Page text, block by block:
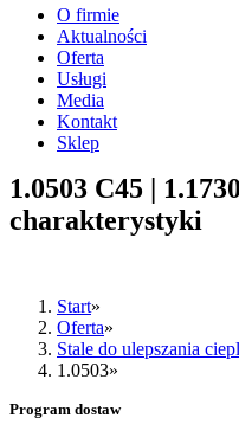
O firmie
Aktualności
Oferta
Usługi
Media
Kontakt
Sklep
1.0503 C45 |
charakterystyki
Start
Oferta
Stale do ulepszania
1.0503
Program dostaw